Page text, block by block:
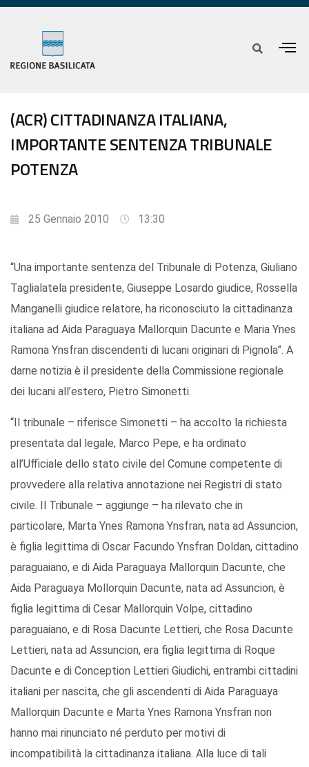
(ACR) CITTADINANZA ITALIANA,
IMPORTANTE SENTENZA TRIBUNALE
POTENZA
25 Gennaio 2010 13:30
“Una importante sentenza del Tribunale di Potenza, Giuliano
Taglialatela presidente, Giuseppe Losardo giudice, Rossella
Manganelli giudice relatore, ha riconosciuto la cittadinanza
italiana ad Aida Paraguaya Mallorquin Dacunte e Maria Ynes
Ramona Ynsfran discendenti di lucani originari di Pignola”. A
darne notizia è il presidente della Commissione regionale
dei lucani all’estero, Pietro Simonetti.
“Il tribunale – riferisce Simonetti – ha accolto la richiesta
presentata dal legale, Marco Pepe, e ha ordinato
all’Ufficiale dello stato civile del Comune competente di
provvedere alla relativa annotazione nei Registri di stato
civile. Il Tribunale – aggiunge – ha rilevato che in
particolare, Marta Ynes Ramona Ynsfran, nata ad Assuncion,
è figlia legittima di Oscar Facundo Ynsfran Doldan, cittadino
paraguaiano, e di Aida Paraguaya Mallorquin Dacunte, che
Aida Paraguaya Mollorquin Dacunte, nata ad Assuncion, è
figlia legittima di Cesar Mallorquin Volpe, cittadino
paraguaiano, e di Rosa Dacunte Lettieri, che Rosa Dacunte
Lettieri, nata ad Assuncion, era figlia legittima di Roque
Dacunte e di Conception Lettieri Giudichi, entrambi cittadini
italiani per nascita, che gli ascendenti di Aida Paraguaya
Mallorquin Dacunte e Marta Ynes Ramona Ynsfran non
hanno mai rinunciato né perduto per motivi di
incompatibilità la cittadinanza italiana. Alla luce di tali